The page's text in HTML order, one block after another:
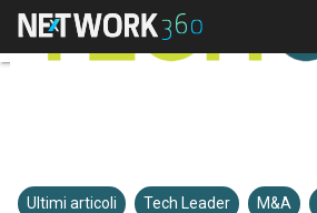
Ultimi articoli Tech Leader M&A